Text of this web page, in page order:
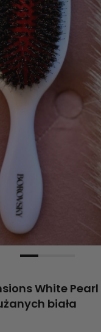
White
biała